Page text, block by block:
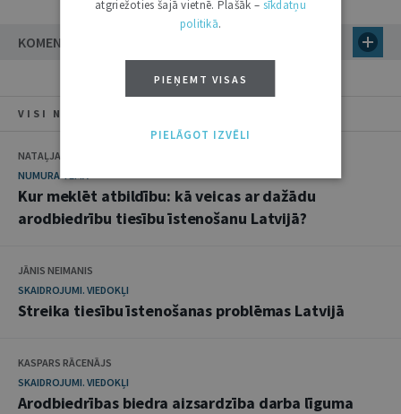
KOMENTĀRI
VISI NUMURA RAKSTI
NATAĻJA PREISA
NUMURA TĒMA
Kur meklēt atbildību: kā veicas ar dažādu
arodbiedrību tiesību īstenošanu Latvijā?
JĀNIS NEIMANIS
SKAIDROJUMI. VIEDOKĻI
Streika tiesību īstenošanas problēmas Latvijā
KASPARS RĀCENĀJS
SKAIDROJUMI. VIEDOKĻI
Arodbiedrības biedra aizsardzība darba līguma
atgriežoties šajā vietnē. Plašāk – sīkdatņu
politikā.
PIEŅEMT VISAS
PIELĀGOT IZVĒLI